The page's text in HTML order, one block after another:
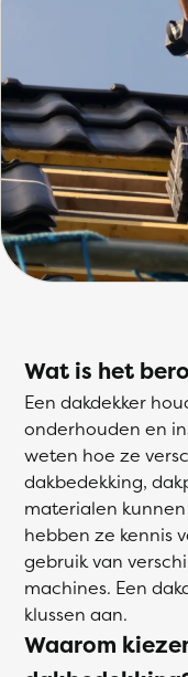
Wat is het
Een dakdekker
onderhouden en
weten hoe ze
dakbedekking,
materialen
hebben ze kennis
gebruik van
machines. Een
klussen aan.
Waarom